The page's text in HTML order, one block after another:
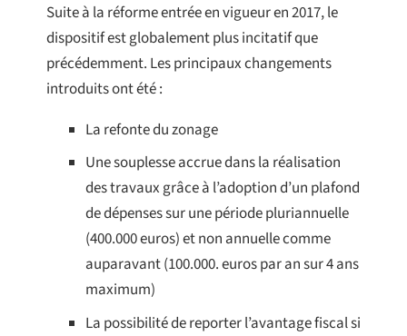
Suite à la réforme entrée en vigueur en 2017, le
dispositif est globalement plus incitatif que
précédemment. Les principaux changements
introduits ont été :
La refonte du zonage
Une souplesse accrue dans la réalisation
des travaux grâce à l’adoption d’un plafond
de dépenses sur une période pluriannuelle
(400.000 euros) et non annuelle comme
auparavant (100.000. euros par an sur 4 ans
maximum)
La possibilité de reporter l’avantage fiscal si